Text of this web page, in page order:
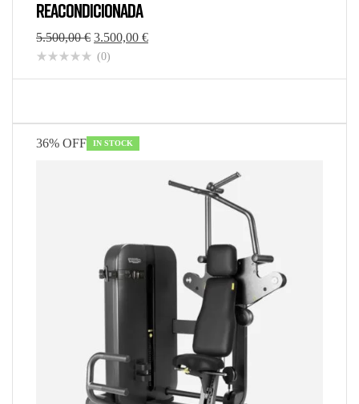
REACONDICIONADA
5.500,00€ 3.500,00 €
(0)
36% OFF IN STOCK